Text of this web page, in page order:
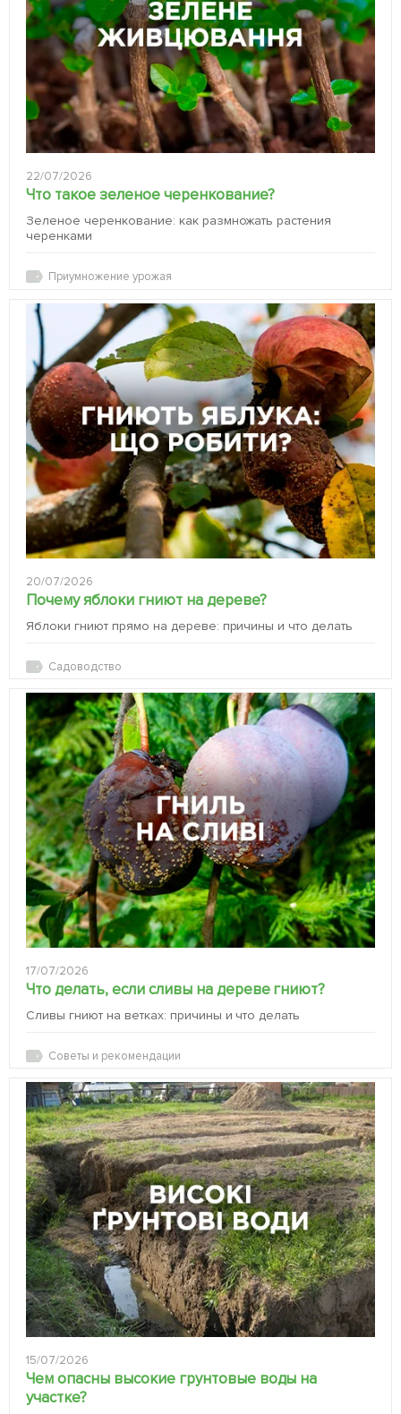
22/07/2026
Что такое зеленое черенкование?
Зеленое черенкование: как размножать растения
черенками
Приумножение урожая
20/07/2026
Почему яблоки гниют на дереве?
Яблоки гниют прямо на дереве: причины и что делать
Садоводство
17/07/2026
Что делать, если сливы на дереве гниют?
Сливы гниют на ветках: причины и что делать
Советы и рекомендации
15/07/2026
Чем опасны высокие грунтовые воды на
участке?